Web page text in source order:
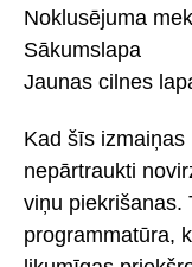
Noklusējuma
Sākumslapa
Jaunas cilnes
Kad šīs
nepārtraukti
viņu piekrišanas.
programmatūra,